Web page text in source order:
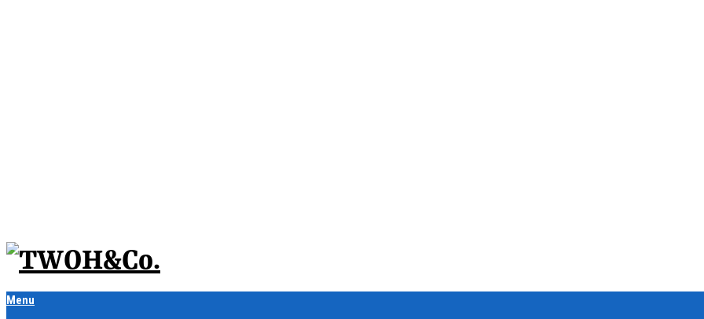
Menu